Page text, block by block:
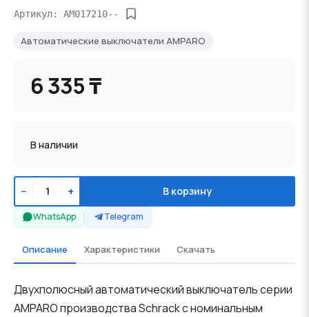
Артикул: AM017210--
Автоматические выключатели AMPARO
6 335 ₸
В наличии
− + В корзину
WhatsApp Telegram
Описание Характеристики Скачать
Двухполюсный автоматический выключатель серии
AMPARO производства Schrack с номинальным